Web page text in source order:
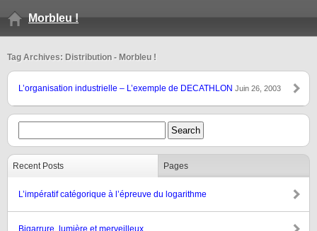
Morbleu !
Tag Archives: Distribution - Morbleu !
L’organisation industrielle – L’exemple de DECATHLON Juin 26, 2003
Recent Posts Pages
L’impératif catégorique à l’épreuve du logarithme
Bigarrure, lumière et merveilleux